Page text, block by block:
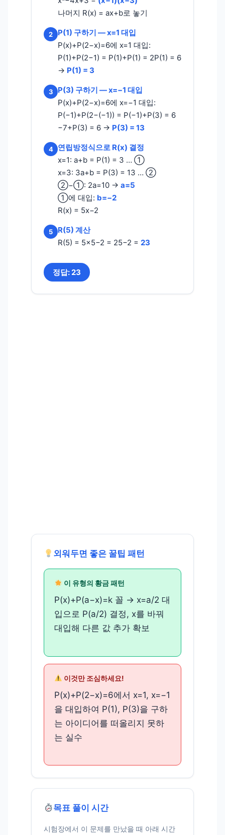
나머지 R(x) = ax+b로 놓기
2
P(1) 구하기 — x=1 대입
P(x)+P(2−x)=6에 x=1 대입:
P(1)+P(2−1) = P(1)+P(1) = 2P(1) = 6
→ P(1) = 3
3
P(3) 구하기 — x=−1 대입
P(x)+P(2−x)=6에 x=−1 대입:
P(−1)+P(2−(−1)) = P(−1)+P(3) = 6
−7+P(3) = 6 → P(3) = 13
4
연립방정식으로 R(x) 결정
x=1: a+b = P(1) = 3 … ①
x=3: 3a+b = P(3) = 13 … ②
②−①: 2a=10 → a=5
①에 대입: b=−2
R(x) = 5x−2
5
R(5) 계산
R(5) = 5×5−2 = 25−2 = 23
정답: 23
외워두면 좋은 꿀팁 패턴
이 유형의 황금 패턴
P(x)+P(a−x)=k 꼴 → x=a/2 대
입으로 P(a/2) 결정, x를 바꿔
대입해 다른 값 추가 확보
이것만 조심하세요!
P(x)+P(2−x)=6에서 x=1, x=−1
을 대입하여 P(1), P(3)을 구하
는 아이디어를 떠올리지 못하
는 실수
목표 풀이 시간
시험장에서 이 문제를 만났을 때 아래 시간